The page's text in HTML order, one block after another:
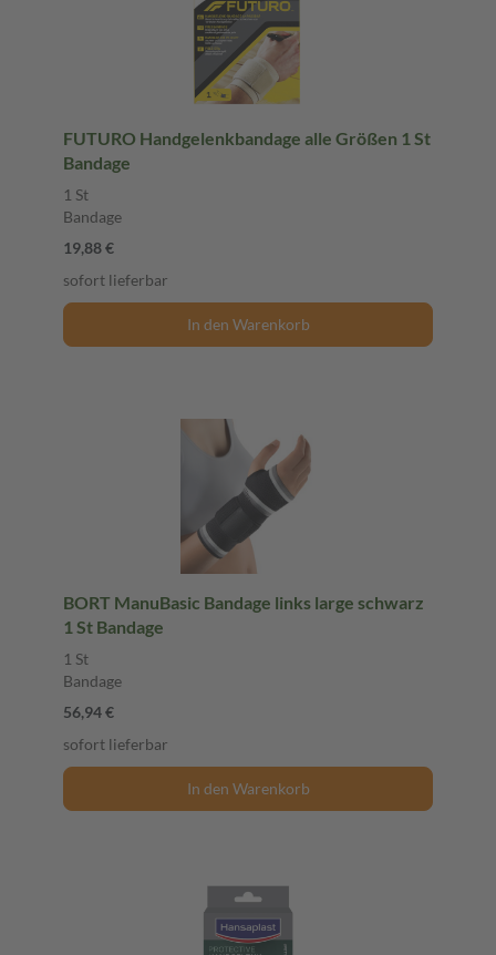
FUTURO Handgelenkbandage alle Größen 1 St
Bandage
1 St
Bandage
19,88 €
sofort lieferbar
In den Warenkorb
BORT ManuBasic Bandage links large schwarz
1 St Bandage
1 St
Bandage
56,94 €
sofort lieferbar
In den Warenkorb